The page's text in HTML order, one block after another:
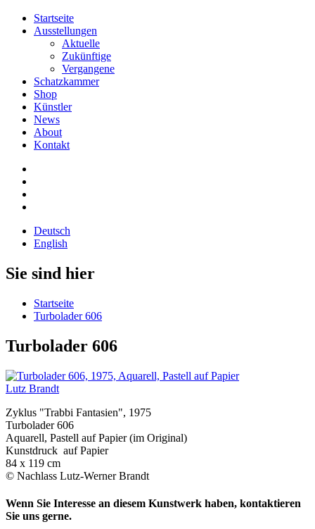
Startseite
Ausstellungen
Aktuelle
Zukünftige
Vergangene
Schatzkammer
Shop
Künstler
News
About
Kontakt
Deutsch
English
Sie sind hier
Startseite
Turbolader 606
Turbolader 606
Lutz Brandt
Zyklus "Trabbi Fantasien", 1975
Turbolader 606
Aquarell, Pastell auf Papier (im Original)
Kunstdruck auf Papier
84 x 119 cm
© Nachlass Lutz-Werner Brandt
Wenn Sie Interesse an diesem Kunstwerk haben, kontaktieren
Sie uns gerne.